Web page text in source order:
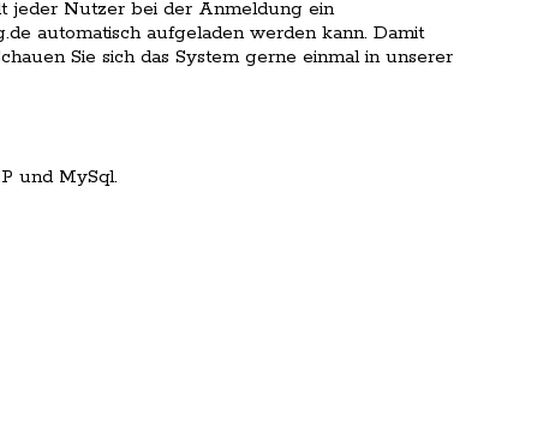
jeder Nutzer bei der Anmeldung ein
automatisch aufgeladen werden kann. Damit
Sie sich das System gerne einmal in unserer
und MySql.